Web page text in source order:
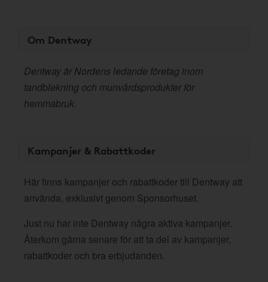
Om Dentway
Dentway är Nordens ledande företag inom
tandblekning och munvårdsprodukter för
hemmabruk.
Kampanjer & Rabattkoder
Här finns kampanjer och rabattkoder till Dentway att
använda, exklusivt genom Sponsorhuset.
Just nu har inte Dentway några aktiva kampanjer.
Återkom gärna senare för att ta del av kampanjer,
rabattkoder och bra erbjudanden.